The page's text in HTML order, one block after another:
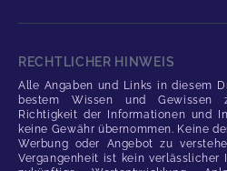
RECHTLICHER HINWEIS
Alle Angaben und Links in diesem
bestem Wissen und Gewissen
Richtigkeit der Informationen und
keine Gewähr übernommen. Keine
Werbung oder Angebot zu
Vergangenheit ist kein